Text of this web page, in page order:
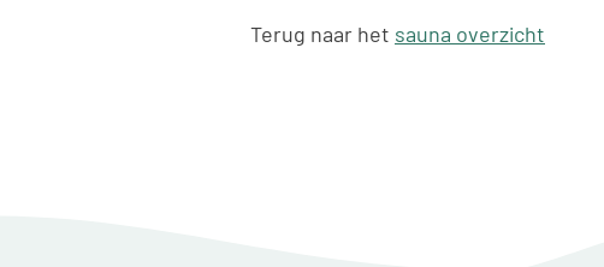
Terug naar het sauna overzicht